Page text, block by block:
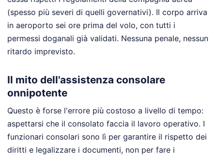
(spesso più severi di quelli governativi). Il corpo arriva
in aeroporto sei ore prima del volo, con tutti i
permessi doganali già validati. Nessuna penale, nessun
ritardo imprevisto.
Il mito dell'assistenza consolare
onnipotente
Questo è forse l'errore più costoso a livello di tempo:
aspettarsi che il consolato faccia il lavoro operativo. I
funzionari consolari sono lì per garantire il rispetto dei
diritti e legalizzare i documenti, non per fare i